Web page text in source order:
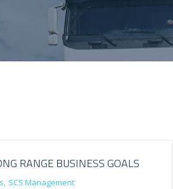
RANGE BUSINESS GOALS
SCS Management